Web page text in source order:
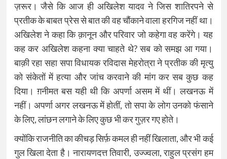
ज़रूर। जैसे कि आज ही अखिलेश यादव ने जिस शातिरपने से
प्रतीक के बाबत प्रेस से बात की वह चौंकाने वाला हरगिज नहीं था।
अखिलेश ने कहा कि क़ानून और परिवार जो कहेगा वह करेंगे। यह
कह कर अखिलेश कहना क्या चाहते थे? सब को समझ आ गया।
बाक़ी रहा सहा सपा विधायक रविदास मेहरोत्रा ने प्रतीक की मृत्यु
को संकेतों में हत्या और जांच करवाने की मांग कर सब कुछ कह
दिया। ग़नीमत बस यही थी कि अपर्णा असम में थीं। लखनऊ में
नहीं। अपर्णा अगर लखनऊ में होतीं, तो सपा के लोग उनको फंसाने
के लिए, लांछन लगाने के लिए कुछ भी कर गुज़र गए होते।
क्योंकि राजनीति का कीचड़ सिर्फ़ कमल ही नहीं खिलाता, और भी कई
गुल खिला देता है। नारायणदत्त तिवारी, उज्ज्वला, राहुल प्रसंग हम